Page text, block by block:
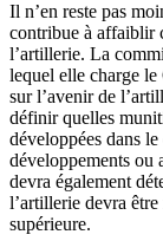
Il n’en reste pas
contribue à affaiblir
l’artillerie. La
lequel elle charge
sur l’avenir de
définir quelles
développées dans
développements ou
devra également
l’artillerie devra être
supérieure.